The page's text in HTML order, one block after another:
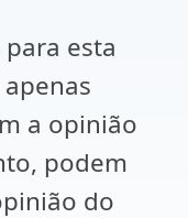
esta
a opinião
podem
do